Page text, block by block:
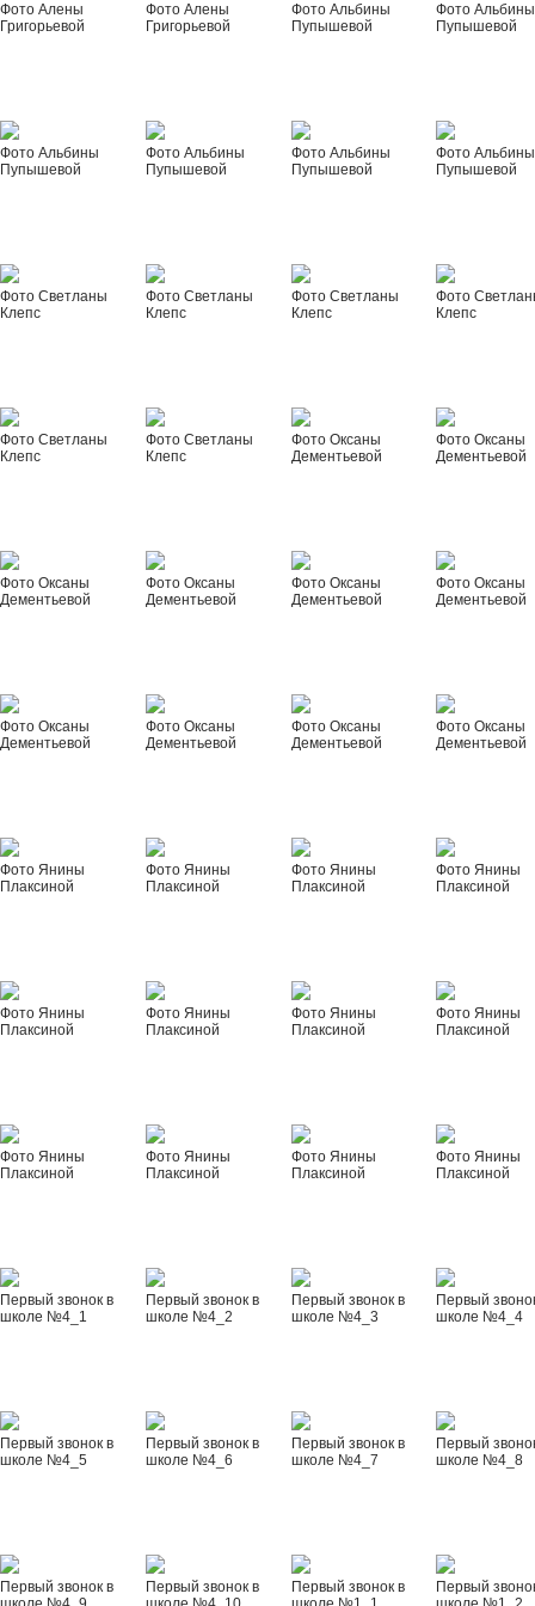
Фото Алены
Григорьевой
Фото Алены
Григорьевой
Фото Альбины
Пупышевой
Фото Альбины
Пупышевой
Фото Альбины
Пупышевой
Фото Альбины
Пупышевой
Фото Альбины
Пупышевой
Фото Альбины
Пупышевой
Фото Светланы
Клепс
Фото Светланы
Клепс
Фото Светланы
Клепс
Фото
Клепс
Фото Светланы
Клепс
Фото Светланы
Клепс
Фото Оксаны
Дементьевой
Фото Оксаны
Дементьевой
Фото Оксаны
Дементьевой
Фото Оксаны
Дементьевой
Фото Оксаны
Дементьевой
Фото Оксаны
Дементьевой
Фото Оксаны
Дементьевой
Фото Оксаны
Дементьевой
Фото Оксаны
Дементьевой
Фото Оксаны
Дементьевой
Фото Янины
Плаксиной
Фото Янины
Плаксиной
Фото Янины
Плаксиной
Фото Янины
Плаксиной
Фото Янины
Плаксиной
Фото Янины
Плаксиной
Фото Янины
Плаксиной
Фото Янины
Плаксиной
Фото Янины
Плаксиной
Фото Янины
Плаксиной
Фото Янины
Плаксиной
Фото Янины
Плаксиной
Первый звонок в
школе №4_1
Первый звонок в
школе №4_2
Первый звонок в
школе №4_3
Первый
школе №4_4
Первый звонок в
школе №4_5
Первый звонок в
школе №4_6
Первый звонок в
школе №4_7
Первый
школе №4_8
Первый звонок в
Первый звонок в
Первый звонок в
Первый